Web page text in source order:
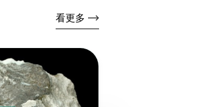
看更多